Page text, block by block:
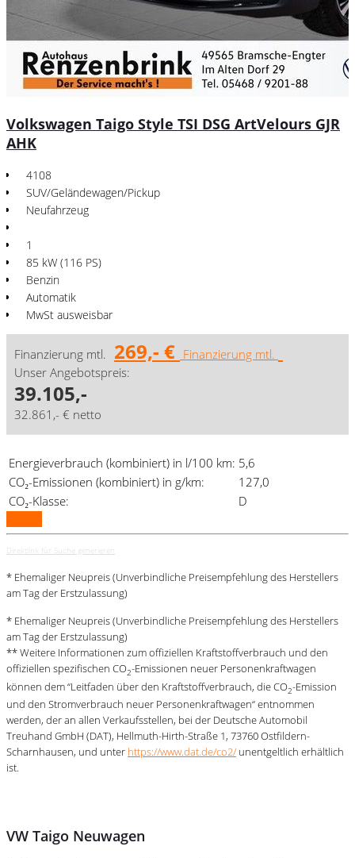
Volkswagen Taigo Style TSI DSG ArtVelours GJR
AHK
4108
SUV/Geländewagen/Pickup
Neufahrzeug
1
85 kW (116 PS)
Benzin
Automatik
MwSt ausweisbar
Finanzierung mtl. 269,- € Finanzierung mtl.
Unser Angebotspreis:
39.105,-
32.861,- € netto
Energieverbrauch (kombiniert) in l/100 km: 5,6
CO₂-Emissionen (kombiniert) in g/km:
127,0
CO₂-Klasse:
D
Direktlink für Suche generieren
* Ehemaliger Neupreis (Unverbindliche Preisempfehlung des Herstellers
am Tag der Erstzulassung)
* Ehemaliger Neupreis (Unverbindliche Preisempfehlung des Herstellers
am Tag der Erstzulassung)
** Weitere Informationen zum offiziellen Kraftstoffverbrauch und den
offiziellen spezifischen CO2-Emissionen neuer Personenkraftwagen
können dem “Leitfaden über den Kraftstoffverbrauch, die CO2-Emission
und den Stromverbrauch neuer Personenkraftwagen“ entnommen
werden, der an allen Verkaufsstellen, bei der Deutsche Automobil
Treuhand GmbH (DAT), Hellmuth-Hirth-Straße 1, 73760 Ostfildern-
Scharnhausen, und unter https://www.dat.de/co2/unentgeltlich erhältlich
ist.
VW Taigo Neuwagen